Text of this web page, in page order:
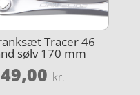
Tracer 46
sølv 170 mm
kr.